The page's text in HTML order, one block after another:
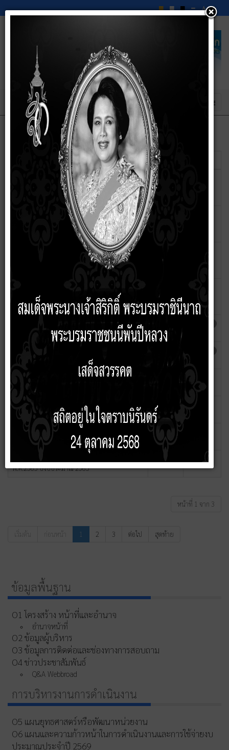
ผู้เขียน
สรุปผลการจดซื้อจัดจ้างรายเดือนประจำ
ปีงบประมาณ2568 (ไฟล์)
เขียนโดย
สุริสรา
ราชวัง
สรุปผลการจดซื้อจัดจ้างรายเดือนประจำ
ปีงบประมาณ2569 ไตรมาส1-2(ไฟล์)
สรุปผลการจดซื้อจัดจ้างรายเดือนประจำ
ปีงบประมาณ2569 ไตรมาส1-2
สุริสรา
ประกาศผลการดำเนินการจัดซื้อ จัดจ้างประจำเดือน
เมษายน 2566
สรุปผลการจัดซื้อจัดจ้าง ประจำเดือน ตุลาคม
พ.ศ.2564 ปีงบประมาณ 2565
พ.ศ.2564 ปีงบประมาณ 2565
สรุปผลการจัดซื้อจัดจ้าง ประจำเดือน พฤศจิกายน
สรุปผลการจัดซื้อจัดจ้าง ประจำเดือน ธันวาคม
พ.ศ.2564 ปีงบประมาณ 2565
ฮิต: 602
สรุปผลการจัดซื้อจัดจ้าง ประจำเดือน ธันวาคม
พ.ศ.2564 ปีงบประมาณ 2565
สรุปผลการจัดซื้อจัดจ้าง ประจำเดือน มกราคม
พ.ศ.2565 ปีงบประมาณ 2565
หน้าที่ 1 จาก 3
เริ่มต้น ก่อนหน้า 1 2 3 ต่อไป สุดท้าย
ข้อมูลพื้นฐาน
O1 โครงสร้าง หน้าที่และอำนาจ
อำนาจหน้าที่
O2 ข้อมูลผู้บริหาร
O3 ข้อมูลการติดต่อและช่องทางการสอบถาม
O4 ข่าวประชาสัมพันธ์
Q&A Webbroad
การบริหารงานการดำเนินงาน
O5 แผนยุทธศาสตร์หรือพัฒนาหน่วยงาน
O6 แผนและความก้าวหน้าในการดำเนินงานและการใช้จ่ายงบ
ประมาณประจำปี 2569